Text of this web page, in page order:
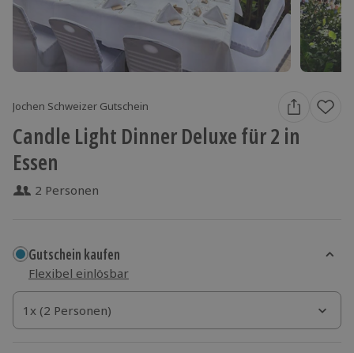
Jochen Schweizer Gutschein
Candle Light Dinner Deluxe für 2 in
Essen
2 Personen
Gutschein kaufen
Flexibel einlösbar
1x (2 Personen)
1x (2 Personen)
1x (2 Personen)